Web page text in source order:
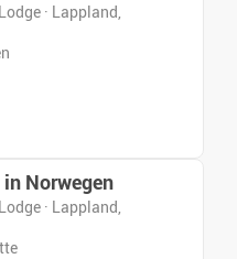
· Lappland,
Norwegen
· Lappland,